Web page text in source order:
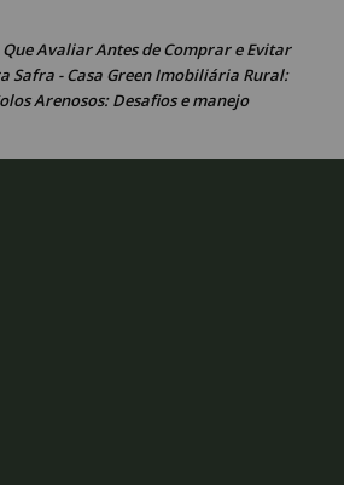
Avaliar Antes de Comprar e Evitar
Safra - Casa Green Imobiliária Rural:
Arenosos: Desafios e manejo